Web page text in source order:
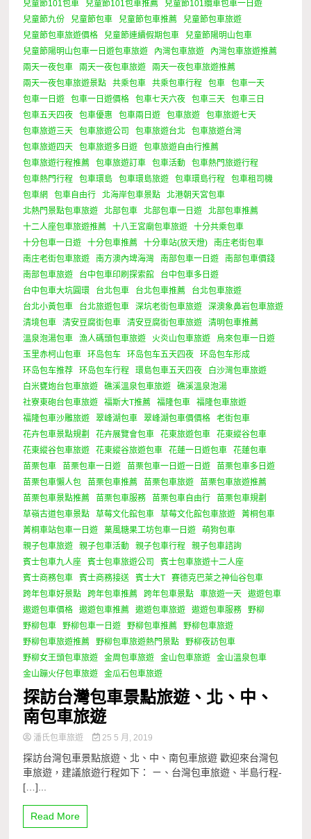
兒童節101包車
兒童節101包車推薦
兒童節101纜車包車一日遊
兒童節九份
兒童節包車 兒童節包車推薦
兒童節包車旅遊
兒童節包車旅遊價格
兒童節連續假期包車
兒童節陽明山包車
兒童節陽明山包車一日遊包車旅遊
內灣包車旅遊
內灣包車旅遊推薦
兩天一夜包車
兩天一夜包車旅遊
兩天一夜包車旅遊推薦
兩天一夜包車旅遊景點
共乘包車 共乘包車行程 包車
包車一天
包車一日遊
包車一日遊價格 包車七天六夜 包車三天
包車三日
包車五天四夜
包車優惠 包車兩日遊 包車旅遊
包車旅遊七天
包車旅遊三天
包車旅遊公司 包車旅遊台北
包車旅遊台灣
包車旅遊四天
包車旅遊多日遊
包車旅遊自由行推薦
包車旅遊行程推薦
包車旅遊訂車 包車活動
包車熱門旅遊行程
包車熱門行程
包車環島 包車環島旅遊 包車環島行程
包車租司機
包車網
包車自由行 北海岸包車景點
北港朝天宮包車
北熱門景點包車旅遊
北部包車 北部包車一日遊
北部包車推薦
十二人座包車旅遊推薦
十八王宮廟包車旅遊
十分共乘包車
十分包車一日遊
十分包車推薦 十分車站(放天燈)
南庄老街包車
南庄老街包車旅遊
南方澳內埤海灣 南部包車一日遊
南部包車價錢
南部包車旅遊
台中包車印刷探索館
台中包車多日遊
台中包車大坑圓環
台北包車 台北包車推薦
台北包車旅遊
台北小黃包車
台北旅遊包車 深坑老街包車旅遊
深澳象鼻岩包車旅遊
清境包車
清安豆腐街包車 清安豆腐街包車旅遊
清明包車推薦
溫泉泡湯包車
漁人碼頭包車旅遊 火炎山包車旅遊
烏來包車一日遊
玉里赤柯山包車
环岛包车 环岛包车五天四夜
环岛包车形成
环岛包车推荐
环岛包车行程 環島包車五天四夜
白沙灣包車旅遊
白米甕炮台包車旅遊
礁溪溫泉包車旅遊
礁溪溫泉泡湯
社寮東砲台包車旅遊
福斯大T推薦 福隆包車
福隆包車旅遊
福隆包車沙雕旅遊
翠峰湖包車 翠峰湖包車價價格
老街包車
花卉包車景點規劃
花卉展覽會包車 花東旅遊包車
花東縱谷包車
花東縱谷包車旅遊
花東縱谷旅遊包車 花蓮一日遊包車
花蓮包車
苗栗包車
苗栗包車一日遊 苗栗包車一日遊一日遊
苗栗包車多日遊
苗栗包車懶人包
苗栗包車推薦 苗栗包車旅遊
苗栗包車旅遊推薦
苗栗包車景點推薦
苗栗包車服務 苗栗包車自由行
苗栗包車規劃
草嶺古道包車景點
草莓文化館包車 草莓文化館包車旅遊
菁桐包車
菁桐車站包車一日遊
菓風糖果工坊包車一日遊
萌狗包車
親子包車旅遊
親子包車活動 親子包車行程
親子包車諮詢
賓士包車九人座
賓士包車旅遊公司
賓士包車旅遊十二人座
賓士商務包車
賓士商務接送 賓士大T
賽德克巴萊之神仙谷包車
跨年包車好景點
跨年包車推薦 跨年包車景點 車旅遊一天
遨遊包車
遨遊包車價格
遨遊包車推薦 遨遊包車旅遊 遨遊包車服務
野柳
野柳包車
野柳包車一日遊 野柳包車推薦
野柳包車旅遊
野柳包車旅遊推薦
野柳包車旅遊熱門景點
野柳夜訪包車
野柳女王頭包車旅遊
金周包車旅遊 金山包車旅遊
金山溫泉包車
金山蹦火仔包車旅遊
金瓜石包車旅遊
探訪台灣包車景點旅遊、北、中、
南包車旅遊
潘氏包車旅遊 25 5 月, 2019
探訪台灣包車景點旅遊、北、中、南包車旅遊 歡迎來台灣包
車旅遊，建議旅遊行程如下： ㄧ、台灣包車旅遊、半島行程-
[…]...
Read More